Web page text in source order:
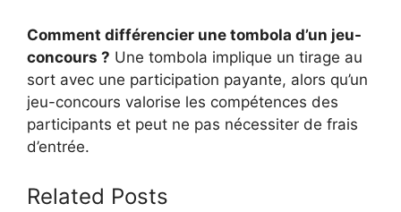
Comment différencier une tombola d’un jeu-
concours ? Une tombola implique un tirage au
sort avec une participation payante, alors qu’un
jeu-concours valorise les compétences des
participants et peut ne pas nécessiter de frais
d’entrée.
Related Posts